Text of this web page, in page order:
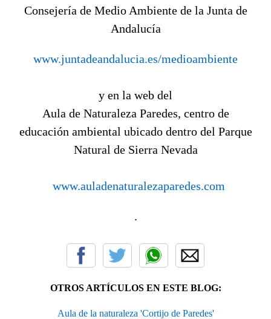
Consejería de Medio Ambiente de la Junta de
Andalucía
www.juntadeandalucia.es/medioambiente
y en la web del
Aula de Naturaleza Paredes, centro de
educación ambiental ubicado dentro del Parque
Natural de Sierra Nevada
www.auladenaturalezaparedes.com
.
OTROS ARTÍCULOS EN ESTE BLOG:
Aula de la naturaleza 'Cortijo de Paredes'